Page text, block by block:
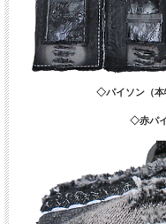
◇パイソン（本
◇赤パ